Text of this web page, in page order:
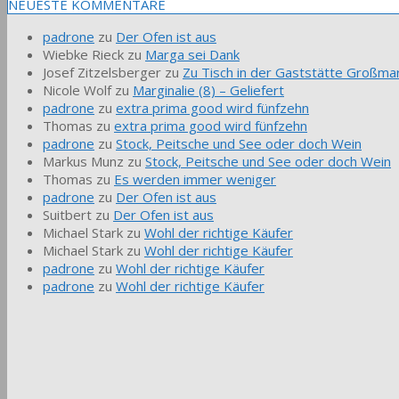
NEUESTE KOMMENTARE
padrone zu Der Ofen ist aus
Wiebke Rieck zu Marga sei Dank
Josef Zitzelsberger zu Zu Tisch in der Gaststätte
Nicole Wolfzu Marginalie (8) – Geliefert
padrone zu extra prima good wird fünfzehn
Thomas zu extra prima good wird fünfzehn
padrone zu Stock, Peitsche und See oder doch Wein
Markus Munz zu Stock, Peitsche und See oder doch Wein
Thomas zu Es werden immer weniger
padrone zu Der Ofen ist aus
Suitbert zu Der Ofen ist aus
Michael Stark zu Wohl der richtige Käufer
Michael Stark zu Wohl der richtige Käufer
padrone zu Wohl der richtige Käufer
padrone zu Wohl der richtige Käufer